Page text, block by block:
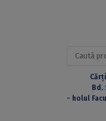
Caută
Bd.
- holul